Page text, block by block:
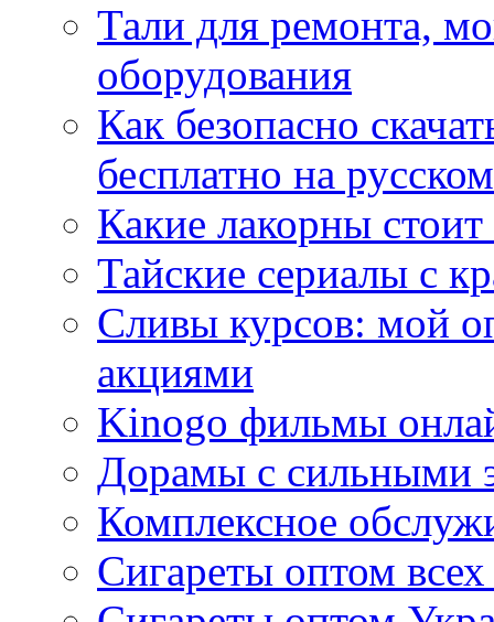
Тали для ремонта,
оборудования
Как безопасно
бесплатно на
Какие лакорны
Тайские сериалы с
Сливы курсов: мой
акциями
Kinogo фильмы
Дорамы с сильными
Комплексное
Сигареты оптом